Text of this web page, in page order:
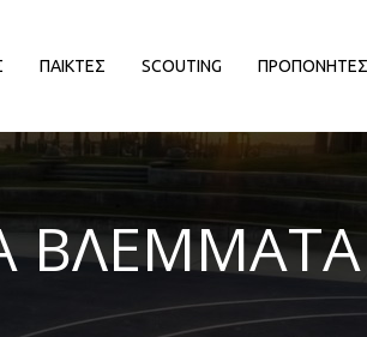
ΔΙΟΡΓΑΝΩΣΕΙΣ
ΠΑΙΚΤΕΣ
EΥΡΩΠΑΙΚΕΣ ΔΙΟΡΓΑΝΩΣΕΙΣ
ΑΠΟΨΕΙΣ
SCOUTING ΠΡΟΠΟΝΗΤΕΣ
EΥΡΩΠΑΙΚΕΣ
ΑΠΟΨΕΙΣ
ΒΛΕΜΜΑΤΑ